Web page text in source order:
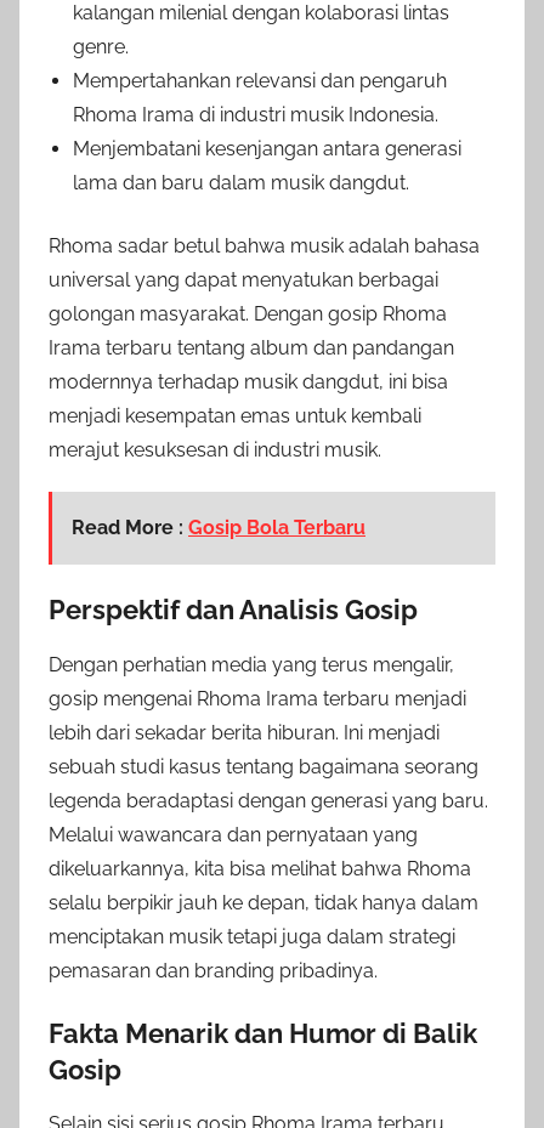
kalangan milenial dengan kolaborasi lintas
genre.
Mempertahankan relevansi dan pengaruh
Rhoma Irama di industri musik Indonesia.
Menjembatani kesenjangan antara generasi
lama dan baru dalam musik dangdut.
Rhoma sadar betul bahwa musik adalah bahasa
universal yang dapat menyatukan berbagai
golongan masyarakat. Dengan gosip Rhoma
Irama terbaru tentang album dan pandangan
modernnya terhadap musik dangdut, ini bisa
menjadi kesempatan emas untuk kembali
merajut kesuksesan di industri musik.
Read More : Gosip Bola Terbaru
Perspektif dan Analisis Gosip
Dengan perhatian media yang terus mengalir,
gosip mengenai Rhoma Irama terbaru menjadi
lebih dari sekadar berita hiburan. Ini menjadi
sebuah studi kasus tentang bagaimana seorang
legenda beradaptasi dengan generasi yang baru.
Melalui wawancara dan pernyataan yang
dikeluarkannya, kita bisa melihat bahwa Rhoma
selalu berpikir jauh ke depan, tidak hanya dalam
menciptakan musik tetapi juga dalam strategi
pemasaran dan branding pribadinya.
Fakta Menarik dan Humor di Balik
Gosip